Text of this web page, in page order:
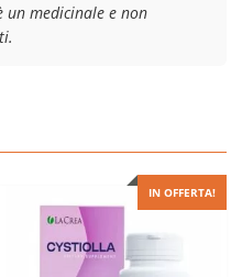
un medicinale e non
IN OFFERTA!